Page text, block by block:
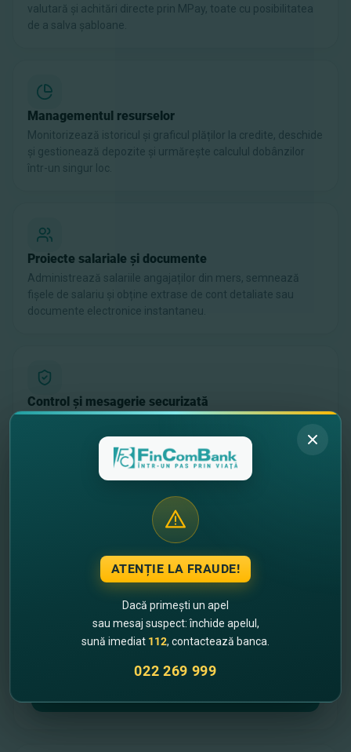
valutară și achitări directe prin MPay, toate cu posibilitatea
de a salva șabloane.
Managementul resurselor
Monitorizează istoricul și graficul plăților la credite, deschide
și gestionează depozite și urmărește calculul dobânzilor
într-un singur loc.
Proiecte salariale și documente
Administrează salariile angajaților din mers, semnează
fișele de salariu și obține extrase de cont detaliate sau
documente electronice instantaneu.
Control și mesagerie securizată
gestionează cheile de securitate, drepturile utilizatorilor și
folosește semnături electronice sau biometria.
Alege platforma potrivită pentru tine
Internet Banking
Versiunea completă pentru desktop
ATENȚIE LA FRAUDE!
Dacă primești un apel
sau mesaj suspect: închide apelul,
sună imediat 112, contactează banca.
022 269 999